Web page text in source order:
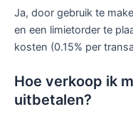
Ja, door gebruik te
en een limietorder te
kosten (0.15% per
Hoe verkoop ik
uitbetalen?